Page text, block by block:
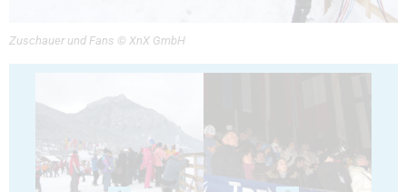
Zuschauer und Fans © XnX GmbH